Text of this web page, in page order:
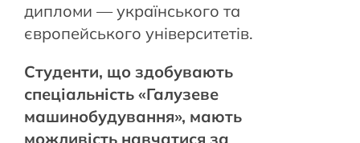
дипломи — українського та
європейського університетів.
Студенти, що здобувають
спеціальність «Галузеве
машинобудування», мають
можливість навчатися за